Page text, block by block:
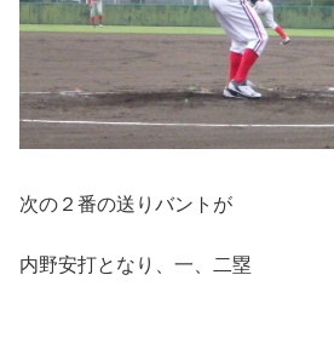
次の２番の送りバントが
内野安打となり、一、二塁